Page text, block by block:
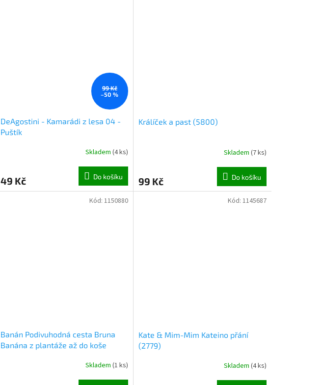
99 Kč
–50 %
DeAgostini - Kamarádi z lesa 04 -
Puštík
Skladem (4 ks)
49 Kč Do košíku
Králíček a past (5800)
Skladem (7 ks)
99 Kč Do košíku
Banán Podivuhodná cesta Bruna
Banána z plantáže až do koše
Skladem (1 ks)
Kód: 1150880
Kate & Mim-Mim Kateino přání
(2779)
Skladem (4 ks)
Kód: 1145687